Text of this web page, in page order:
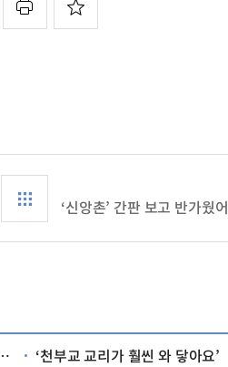
‘천부교 교리가 훨씬 와 닿아요’